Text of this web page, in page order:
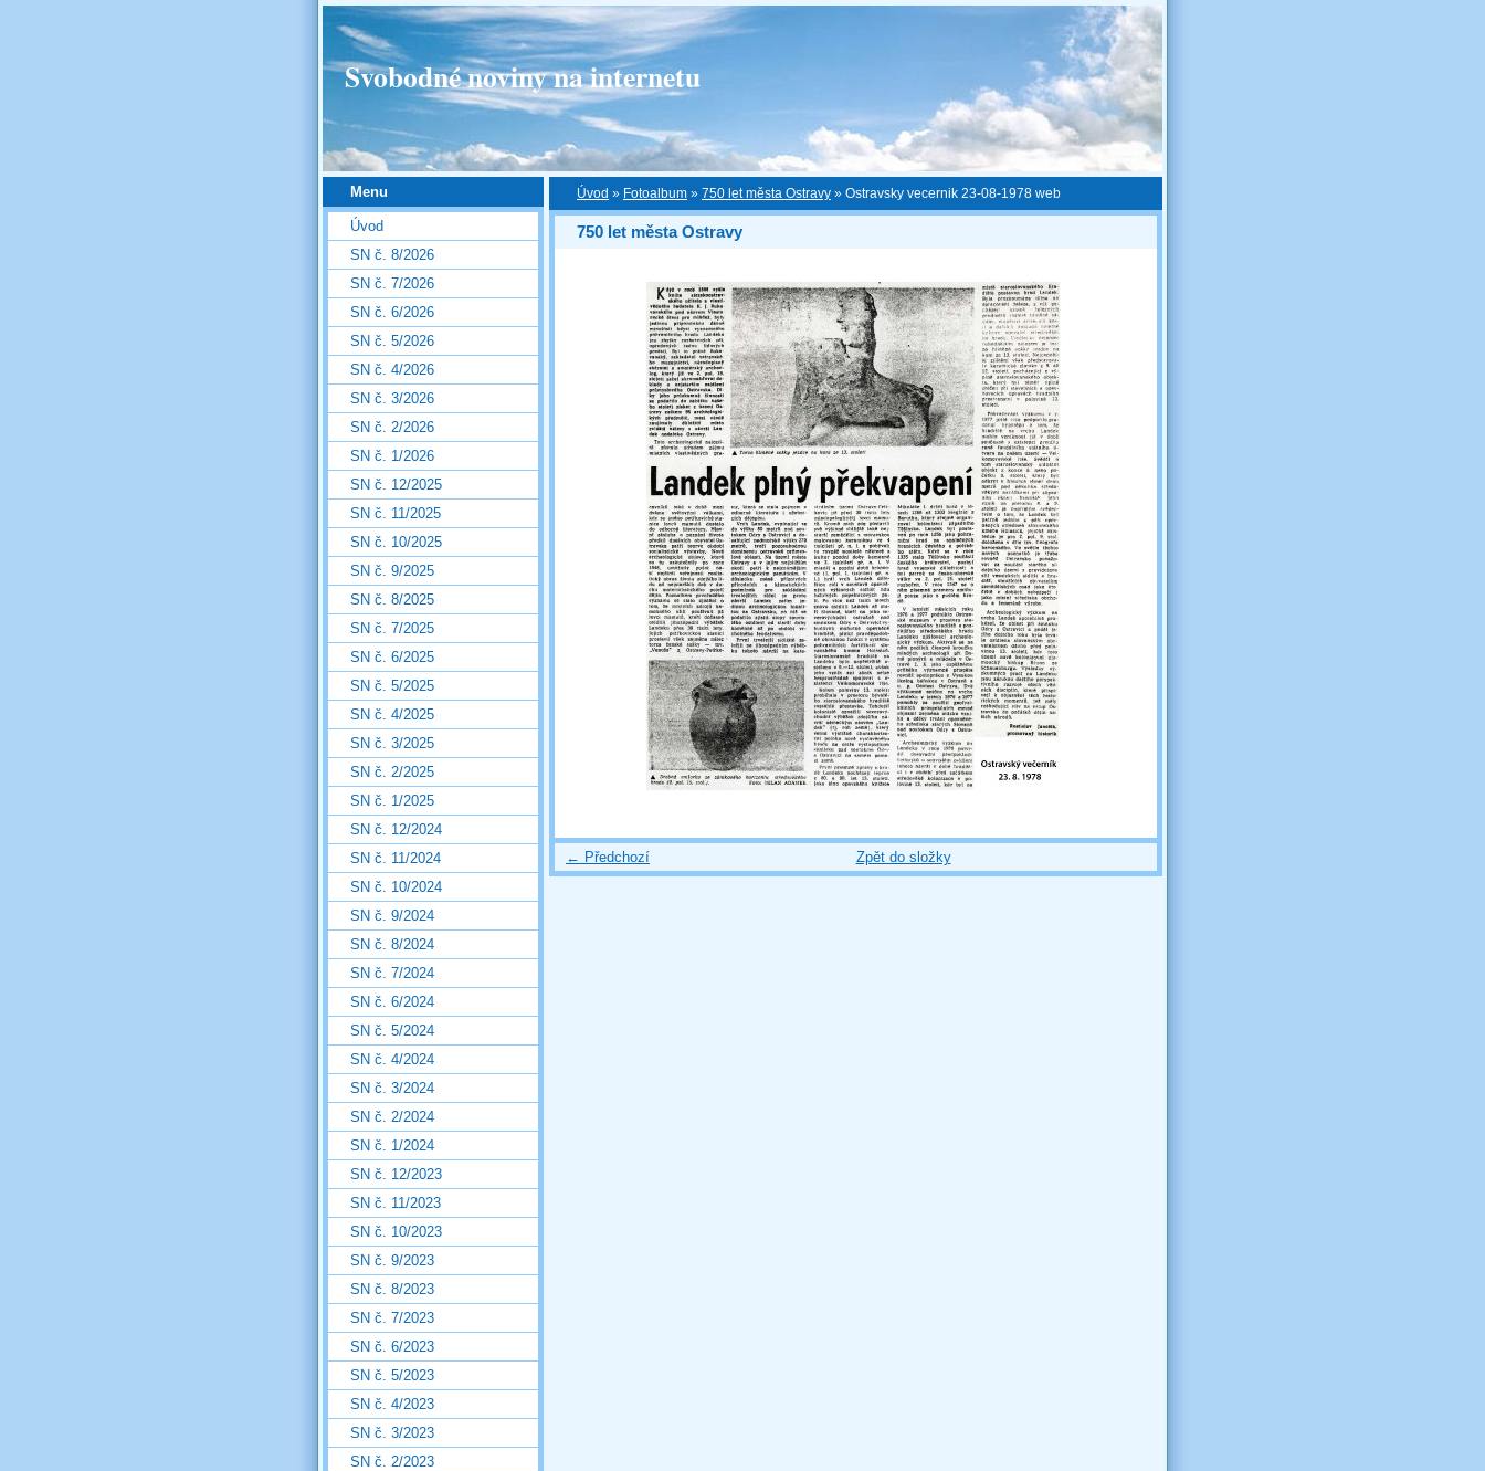
Svobodné noviny na internetu
Úvod » Fotoalbum » 750 let města Ostravy » Ostravsky vecernik 23-08-1978 web
750 let města Ostravy
← Předchozí Zpět do složky
Menu
Úvod
SN č. 8/2026
SN č. 7/2026
SN č. 6/2026
SN č. 5/2026
SN č. 4/2026
SN č. 3/2026
SN č. 2/2026
SN č. 1/2026
SN č. 12/2025
SN č. 11/2025
SN č. 10/2025
SN č. 9/2025
SN č. 8/2025
SN č. 7/2025
SN č. 6/2025
SN č. 5/2025
SN č. 4/2025
SN č. 3/2025
SN č. 2/2025
SN č. 1/2025
SN č. 12/2024
SN č. 11/2024
SN č. 10/2024
SN č. 9/2024
SN č. 8/2024
SN č. 7/2024
SN č. 6/2024
SN č. 5/2024
SN č. 4/2024
SN č. 3/2024
SN č. 2/2024
SN č. 1/2024
SN č. 12/2023
SN č. 11/2023
SN č. 10/2023
SN č. 9/2023
SN č. 8/2023
SN č. 7/2023
SN č. 6/2023
SN č. 5/2023
SN č. 4/2023
SN č. 3/2023
SN č. 2/2023